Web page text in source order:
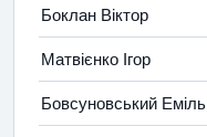
Боклан Віктор
Матвієнко Ігор
Бовсуновський Еміль